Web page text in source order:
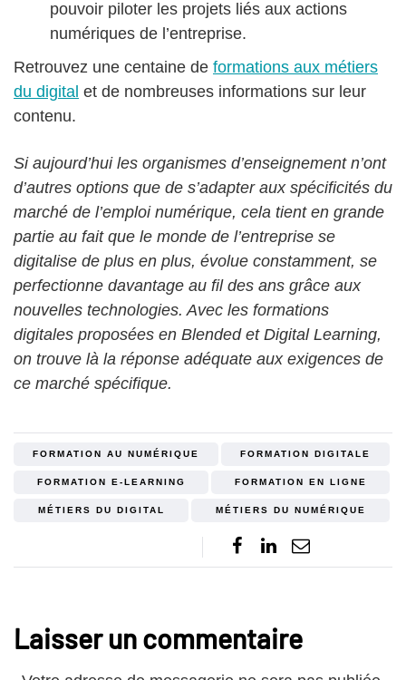
pouvoir piloter les projets liés aux actions
numériques de l’entreprise.
Retrouvez une centaine de formations aux métiers
du digital et de nombreuses informations sur leur
contenu.
Si aujourd’hui les organismes d’enseignement n’ont
d’autres options que de s’adapter aux spécificités du
marché de l’emploi numérique, cela tient en grande
partie au fait que le monde de l’entreprise se
digitalise de plus en plus, évolue constamment, se
perfectionne davantage au fil des ans grâce aux
nouvelles technologies. Avec les formations
digitales proposées en Blended et Digital Learning,
on trouve là la réponse adéquate aux exigences de
ce marché spécifique.
FORMATION AU NUMÉRIQUE FORMATION DIGITALE
FORMATION E-LEARNING FORMATION EN LIGNE
MÉTIERS DU DIGITAL MÉTIERS DU NUMÉRIQUE
Laisser un commentaire